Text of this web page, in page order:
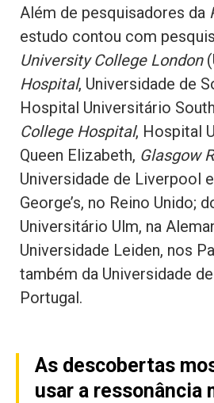
Além de pesquisadores da
estudo contou com
University College London
Hospital, Universidade de
Hospital Universitário
College Hospital, Hospital
Queen Elizabeth, Glasgow
Universidade de Liverpool
George’s, no Reino Unido;
Universitário Ulm, na
Universidade Leiden, nos
também da Universidade
Portugal.
As descobertas
usar a ressonância